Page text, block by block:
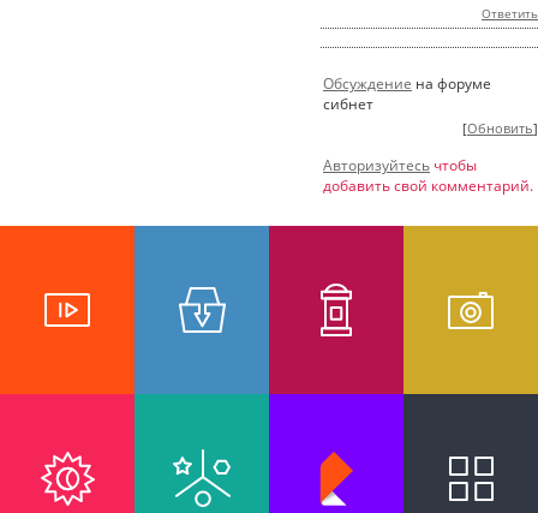
Ответить
Обсуждение на форуме
сибнет
[Обновить]
Авторизуйтесь чтобы
добавить свой комментарий.